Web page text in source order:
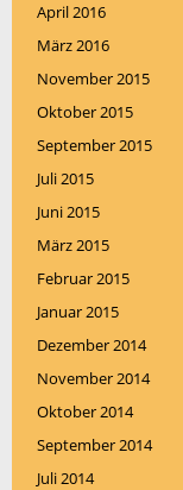
April 2016
März 2016
November 2015
Oktober 2015
September 2015
Juli 2015
Juni 2015
März 2015
Februar 2015
Januar 2015
Dezember 2014
November 2014
Oktober 2014
September 2014
Juli 2014